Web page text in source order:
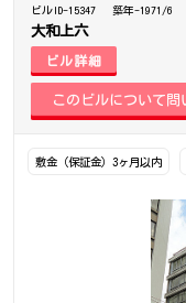
ビルID-15347 築年-1971/6
大和上六
ビル詳細
敷金（保証金）3ヶ月以内